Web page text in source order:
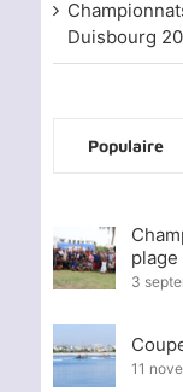
Duisbourg
Populaire
plage
3
11